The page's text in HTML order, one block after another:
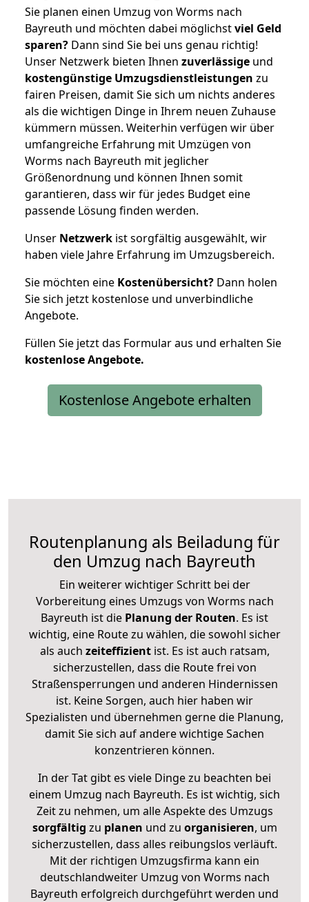
Sie planen einen Umzug von Worms nach
Bayreuth und möchten dabei möglichstviel Geld
sparen? Dann sind Sie bei uns genau richtig!
Unser Netzwerk bieten Ihnen zuverlässige und
kostengünstige Umzugsdienstleistungen zu
fairen Preisen, damit Sie sich um nichts anderes
als die wichtigen Dinge in Ihrem neuen Zuhause
kümmern müssen. Weiterhin verfügen wir über
umfangreiche Erfahrung mit Umzügen von
Worms nach Bayreuth mit jeglicher
Größenordnung und können Ihnen somit
garantieren, dass wir für jedes Budget eine
passende Lösung finden werden.
Unser Netzwerk ist sorgfältig ausgewählt, wir
haben viele Jahre Erfahrung im Umzugsbereich.
Sie möchten eine Kostenübersicht? Dann holen
Sie sich jetzt kostenlose und unverbindliche
Angebote.
Füllen Sie jetzt das Formular aus und erhalten Sie
kostenloseAngebote.
Kostenlose Angebote erhalten
Routenplanung als Beiladung für
den Umzug nach Bayreuth
Ein weiterer wichtiger Schritt bei der
Vorbereitung eines Umzugs von Worms nach
Bayreuth ist die Planung der Routen. Es ist
wichtig, eine Route zu wählen, die sowohl sicher
als auch zeiteffizientist. Es ist auch ratsam,
sicherzustellen, dass die Route frei von
Straßensperrungen und anderen Hindernissen
ist. Keine Sorgen, auch hier haben wir
Spezialisten und übernehmen gerne die Planung,
damit Sie sich auf andere wichtige Sachen
konzentrieren können.
In der Tat gibt es viele Dinge zu beachten bei
einem Umzug nach Bayreuth. Es ist wichtig, sich
Zeit zu nehmen, um alle Aspekte des Umzugs
sorgfältig zu planen und zu organisieren, um
sicherzustellen, dass alles reibungslos verläuft.
Mit der richtigen Umzugsfirma kann ein
deutschlandweiter Umzug von Worms nach
Bayreuth erfolgreich durchgeführt werden und